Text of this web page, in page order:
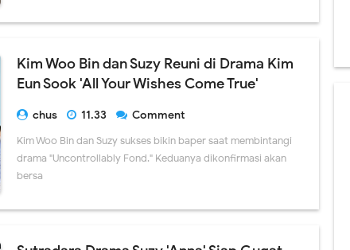
Kim Woo Bin dan Suzy Reuni di Drama Kim
Eun Sook 'All Your Wishes Come True'
chus 11.33
Comment
Kim Woo Bin dan Suzy sukses bikin baper saat membintangi
drama "Uncontrollably Fond." Keduanya dikonfirmasi akan
bersa